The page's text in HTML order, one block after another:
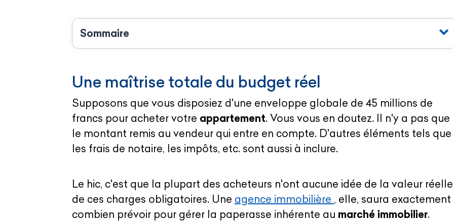
Sommaire
Une maîtrise totale du budget réel
Supposons que vous disposiez d'une enveloppe globale de 45 millions de
francs pour acheter votre appartement. Vous vous en doutez. Il n'y a pas que
le montant remis au vendeur qui entre en compte. D'autres éléments tels que
les frais de notaire, les impôts, etc. sont aussi à inclure.
Le hic, c'est que la plupart des acheteurs n'ont aucune idée de la valeur réelle
de ces charges obligatoires. Une agence immobilière , elle, saura exactement
combien prévoir pour gérer la paperasse inhérente au marché immobilier.